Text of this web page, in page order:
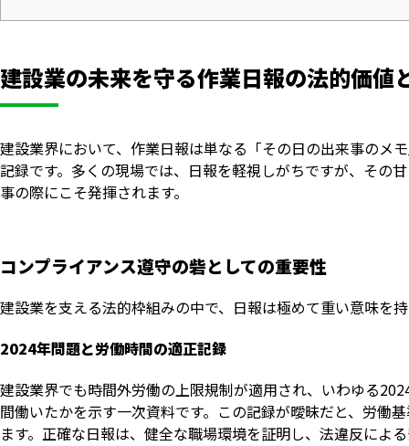
建設業の未来を守る作業日報の法的価値
建設業界において、作業日報は単なる「その日の出来事のメ
記録です。多くの現場では、日報を軽視しがちですが、その
事の際にこそ発揮されます。
コンプライアンス遵守の砦としての重要性
建設業を支える法的枠組みの中で、日報は極めて重い意味を
2024年問題と労働時間の適正記録
建設業界でも時間外労働の上限規制が適用され、いわゆる
間働いたかを示す一次資料です。この記録が曖昧だと、労働
ます。正確な日報は、健全な職場環境を証明し、法違反によ